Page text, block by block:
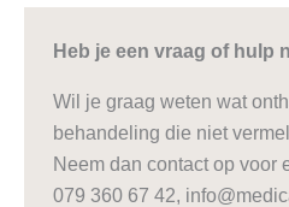
Heb je een vraag of hulp
Wil je graag weten wat
behandeling die niet
Neem dan contact op voor
079 360 67 42,